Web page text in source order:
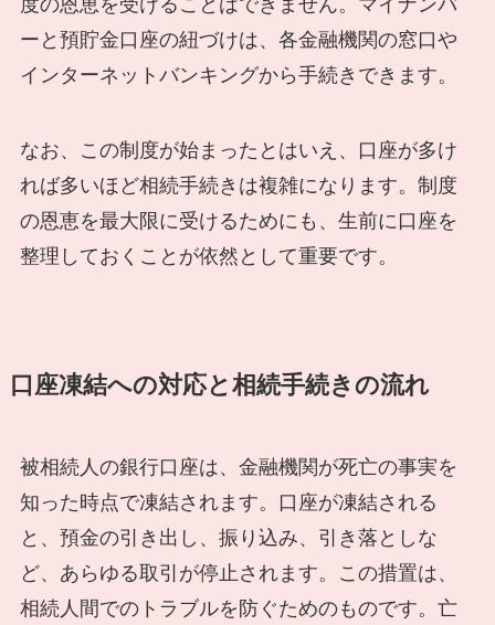
度の恩恵を受けることはできません。マイナンバ
ーと預貯金口座の紐づけは、各金融機関の窓口や
インターネットバンキングから手続きできます。
なお、この制度が始まったとはいえ、口座が多け
れば多いほど相続手続きは複雑になります。制度
の恩恵を最大限に受けるためにも、生前に口座を
整理しておくことが依然として重要です。
口座凍結への対応と相続手続きの流れ
被相続人の銀行口座は、金融機関が死亡の事実を
知った時点で凍結されます。口座が凍結される
と、預金の引き出し、振り込み、引き落としな
ど、あらゆる取引が停止されます。この措置は、
相続人間でのトラブルを防ぐためのものです。亡